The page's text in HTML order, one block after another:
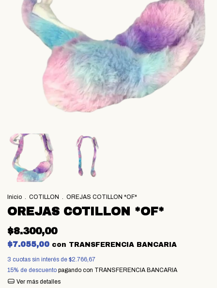
Inicio . COTILLON . OREJAS COTILLON *OF*
OREJAS COTILLON *OF*
$8.300,00
$7.055,00 con TRANSFERENCIA BANCARIA
3 cuotas sin interés de $2.766,67
15% de descuento pagando con TRANSFERENCIA BANCARIA
Ver más detalles